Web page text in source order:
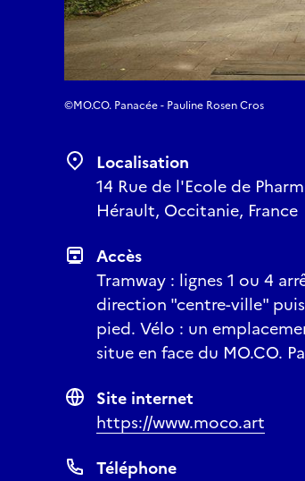
©MO.CO. Panacée - Pauline Rosen Cros
Localisation
14 Rue de l'Ecole de
Hérault, Occitanie, France
Accès
Tramway : lignes 1 ou 4
direction "centre-ville"
pied. Vélo : un
situe en face du MO.CO.
Site internet
https://www.moco.art
Téléphone